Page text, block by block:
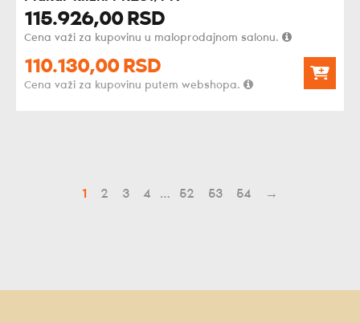
115.926,00 RSD
Cena važi za kupovinu u maloprodajnom salonu.
110.130,00 RSD
Cena važi za kupovinu putem webshopa.
1 2 3 4 … 52 53 54 →